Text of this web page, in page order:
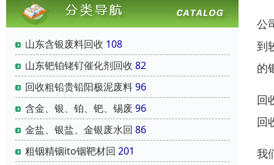
山东含银废料回收 108
山东钯铂铑钌催化剂回收 82
回收粗铅贵铅阳极泥废料96
含金、银、铂、钯、锡废 96
金盐、银盐、金银废水回 86
粗铟精铟ito铟靶材回 201
公
到
的
回
回
我